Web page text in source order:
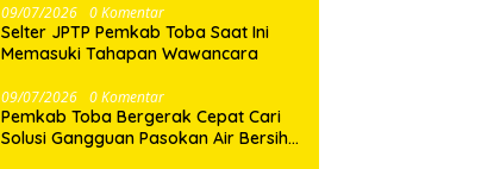
09/07/2026 0 Komentar
Selter JPTP Pemkab Toba Saat Ini
Memasuki Tahapan Wawancara
09/07/2026 0 Komentar
Pemkab Toba Bergerak Cepat Cari
Solusi Gangguan Pasokan Air Bersih